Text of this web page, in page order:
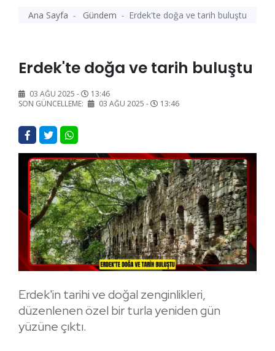
Ana Sayfa Gündem Erdek'te doğa ve tarih buluştu
Erdek'te doğa ve tarih buluştu
03 AĞU 2025 -
13:46
SON GÜNCELLEME:
03 AĞU 2025 - 13:46
Erdek'in tarihi ve doğal zenginlikleri,
düzenlenen özel bir turla yeniden gün
yüzüne çıktı.